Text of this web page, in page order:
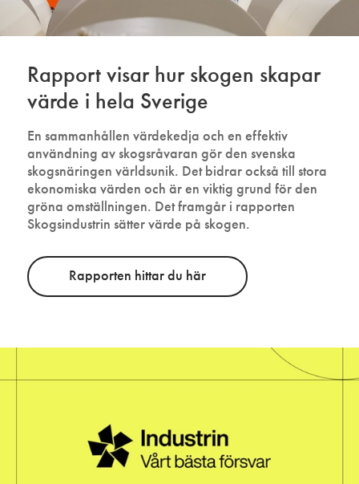
Rapport visar hur skogen skapar
värde i hela Sverige
En sammanhållen värdekedja och en effektiv
användning av skogsråvaran gör den svenska
skogsnäringen världsunik. Det bidrar också till stora
ekonomiska värden och är en viktig grund för den
gröna omställningen. Det framgår i rapporten
Skogsindustrin sätter värde på skogen.
Rapporten hittar du här